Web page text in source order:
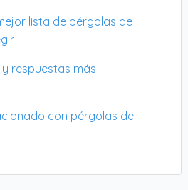
lista de pérgolas de
y respuestas más
con pérgolas de